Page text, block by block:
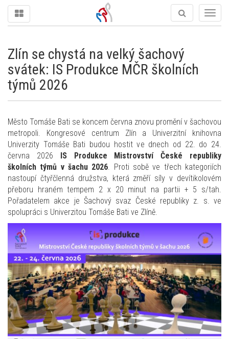
Zlín se chystá na velký šachový
svátek: IS Produkce MČR školních
týmů 2026
Město Tomáše Bati se koncem června znovu promění v šachovou
metropoli. Kongresové centrum Zlín a Univerzitní knihovna
Univerzity Tomáše Bati budou hostit ve dnech od 22. do 24.
června 2026 IS Produkce Mistrovství České republiky
školních týmů v šachu 2026. Proti sobě ve třech kategoriích
nastoupí čtyřčlenná družstva, která změří síly v devítikolovém
přeboru hraném tempem 2 x 20 minut na partii + 5 s/tah.
Pořadatelem akce je Šachový svaz České republiky z. s. ve
spolupráci s Univerzitou Tomáše Bati ve Zlíně.